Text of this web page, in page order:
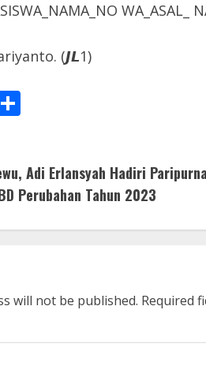
(𝙅𝙇1)
Adi Erlansyah Hadiri Paripurna
Perubahan Tahun 2023
will not be published. Required